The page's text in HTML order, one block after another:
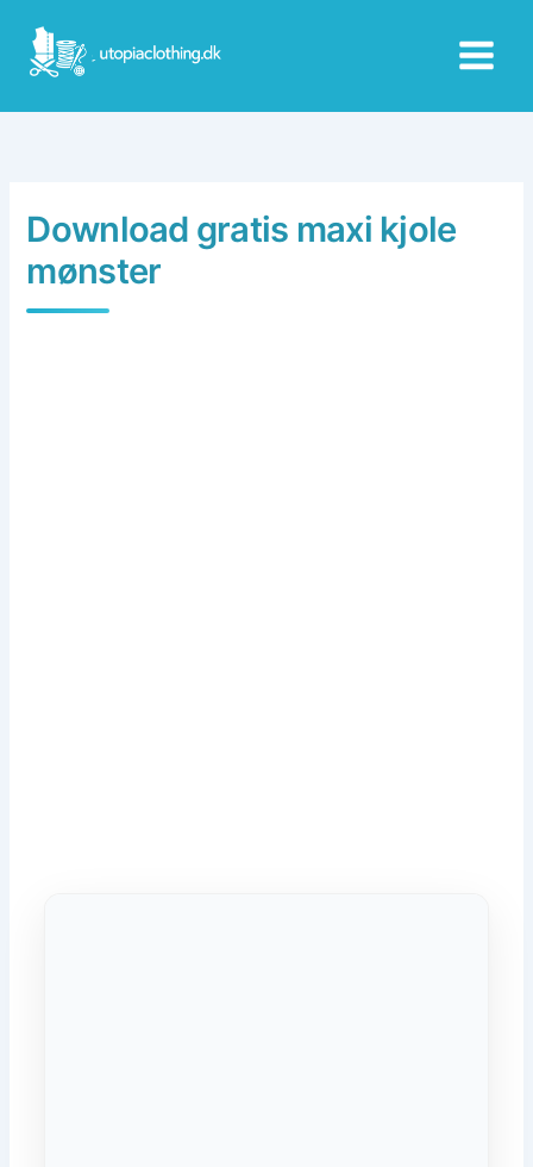
content
Download gratis maxi kjole
mønster